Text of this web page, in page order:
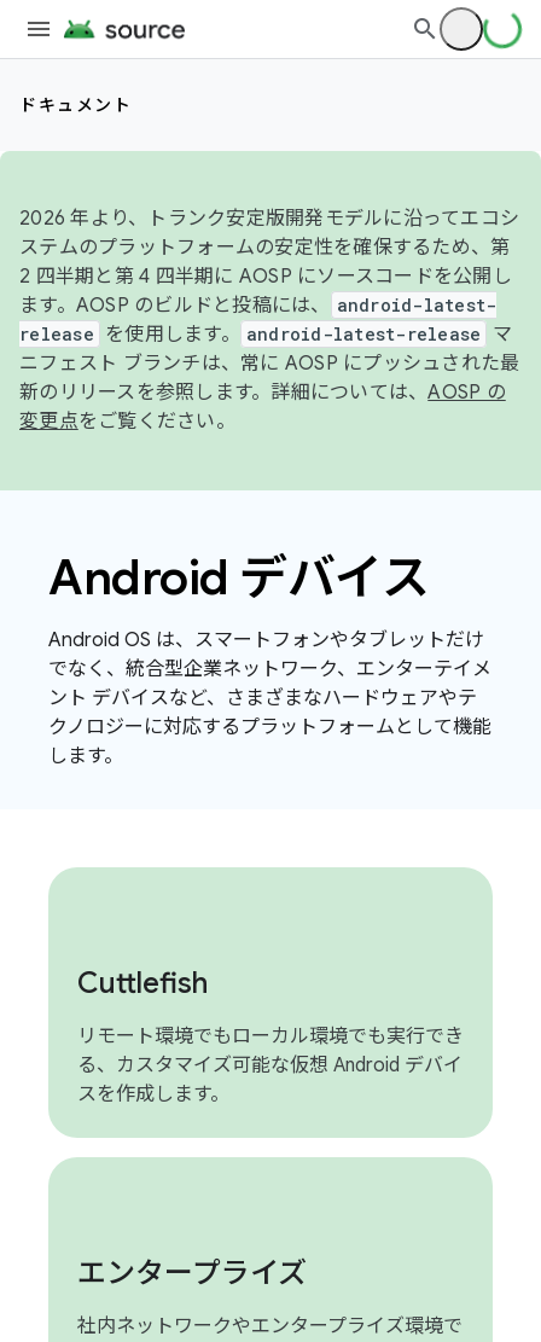
ドキュメント
2026 年より、トランク安定版開発モデルに沿ってエコシ
ステムのプラットフォームの安定性を確保するため、第
2 四半期と第 4 四半期に AOSP にソースコードを公開し
ます。AOSP のビルドと投稿には、
android-latest-
release
を使用します。 android-latest-release
マ
ニフェスト ブランチは、常に AOSP にプッシュされた最
新のリリースを参照します。詳細については、AOSP の
変更点をご覧ください。
Android デバイス
Android OS は、スマートフォンやタブレットだけ
でなく、統合型企業ネットワーク、エンターテイメ
ント デバイスなど、さまざまなハードウェアやテ
クノロジーに対応するプラットフォームとして機能
します。
Cuttlefish
リモート環境でもローカル環境でも実行でき
る、カスタマイズ可能な仮想 Android デバイ
スを作成します。
エンタープライズ
社内ネットワークやエンタープライズ環境で